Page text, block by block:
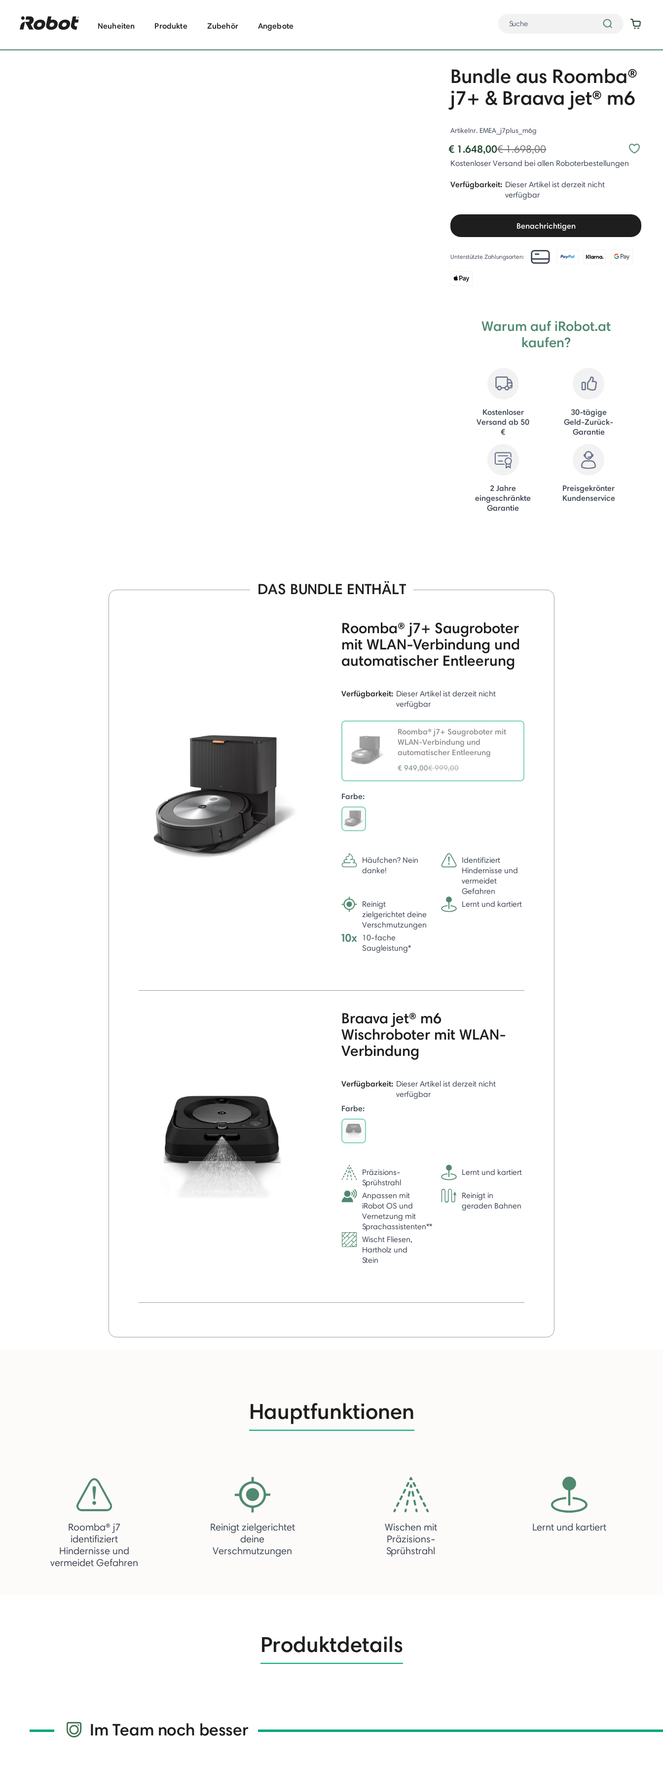
Neuheiten Produkte Zubehör Angebote
Bundle aus Roomba®
j7+ & Braava jet® m6
Artikelnr. EMEA_j7plus_m6g
€ 1.648,00Price reduced from
€ 1.698,00to
Kostenloser Versand bei allen Roboterbestellungen
Verfügbarkeit: Dieser Artikel ist derzeit nicht
verfügbar
Benachrichtigen
Unterstützte Zahlungsarten:
Warum auf iRobot.at
kaufen?
Kostenloser
Versand ab 50
€
30-tägige
Geld-Zurück-
Garantie
2 Jahre
eingeschränkte
Garantie
Preisgekrönter
Kundenservice
DAS BUNDLE ENTHÄLT
Roomba® j7+ Saugroboter
mit WLAN-Verbindung und
automatischer Entleerung
Verfügbarkeit: Dieser Artikel ist derzeit nicht
verfügbar
Roomba® j7+ Saugroboter mit
WLAN-Verbindung und
automatischer Entleerung
€ 949,00Price reduced from
€ 999,00
selected
Farbe:
Häufchen? Nein
danke!
Identifiziert
Hindernisse und
vermeidet
Gefahren
Reinigt
zielgerichtet deine
Verschmutzungen
Lernt und kartiert
10-fache
Saugleistung*
Braava jet® m6
Wischroboter mit WLAN-
Verbindung
Verfügbarkeit: Dieser Artikel ist derzeit nicht
verfügbar
Farbe:
Präzisions-
Sprühstrahl
Lernt und kartiert
Anpassen mit
iRobot OS und
Vernetzung mit
Sprachassistenten**
Reinigt in
geraden Bahnen
Wischt Fliesen,
Hartholz und
Stein
Hauptfunktionen
Roomba® j7
identifiziert
Hindernisse und
vermeidet Gefahren
Reinigt zielgerichtet
deine
Verschmutzungen
Wischen mit
Präzisions-
Sprühstrahl
Lernt und kartiert
Produktdetails
Im Team noch besser